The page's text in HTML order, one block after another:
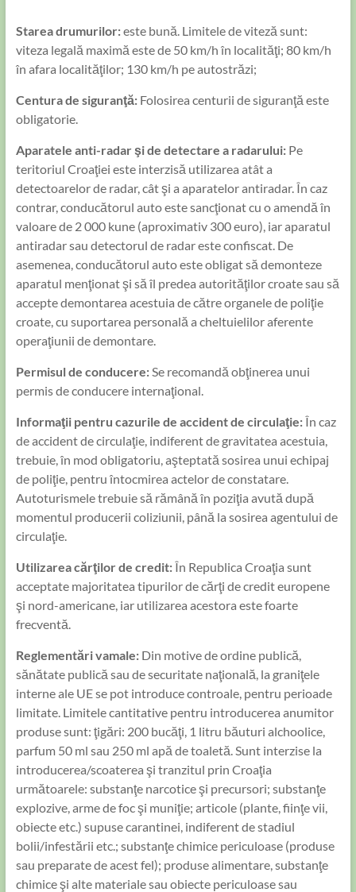
Starea drumurilor:este bună. Limitele de viteză sunt:
viteza legală maximă este de 50 km/h în localităţi; 80 km/h
în afara localităţilor; 130 km/h pe autostrăzi;
Centura de siguranţă: Folosirea centurii de siguranţă este
obligatorie.
Aparatele anti-radar şi de detectare a radarului: Pe
teritoriul Croaţiei este interzisă utilizarea atât a
detectoarelor de radar, cât şi a aparatelor antiradar. În caz
contrar, conducătorul auto este sancţionat cu o amendă în
valoare de 2 000 kune (aproximativ 300 euro), iar aparatul
antiradar sau detectorul de radar este confiscat. De
asemenea, conducătorul auto este obligat să demonteze
aparatul menţionat şi să îl predea autorităţilor croate sau să
accepte demontarea acestuia de către organele de poliţie
croate, cu suportarea personală a cheltuielilor aferente
operaţiunii de demontare.
Permisul de conducere:Se recomandă obţinerea unui
permis de conducere internaţional.
Informaţii pentru cazurile de accident de circulaţie:În caz
de accident de circulaţie, indiferent de gravitatea acestuia,
trebuie, în mod obligatoriu, aşteptată sosirea unui echipaj
de poliţie, pentru întocmirea actelor de constatare.
Autoturismele trebuie să rămână în poziţia avută după
momentul producerii coliziunii, până la sosirea agentului de
circulaţie.
​Utilizarea cărţilor de credit:În Republica Croaţia sunt
acceptate majoritatea tipurilor de cărţi de credit europene
şi nord-americane, iar utilizarea acestora este foarte
frecventă.
Reglementări vamale: Din motive de ordine publică,
sănătate publică sau de securitate naţională, la graniţele
interne ale UE se pot introduce controale, pentru perioade
limitate. Limitele cantitative pentru introducerea anumitor
produse sunt: ţigări: 200 bucăţi, 1 litru băuturi alchoolice,
parfum 50 ml sau 250 ml apă de toaletă. Sunt interzise la
introducerea/scoaterea şi tranzitul prin Croaţia
următoarele: substanţe narcotice şi precursori; substanţe
explozive, arme de foc şi muniţie; articole (plante, fiinţe vii,
obiecte etc.) supuse carantinei, indiferent de stadiul
bolii/infestării etc.; substanţe chimice periculoase (produse
sau preparate de acest fel); produse alimentare, substanţe
chimice şi alte materiale sau obiecte periculoase sau